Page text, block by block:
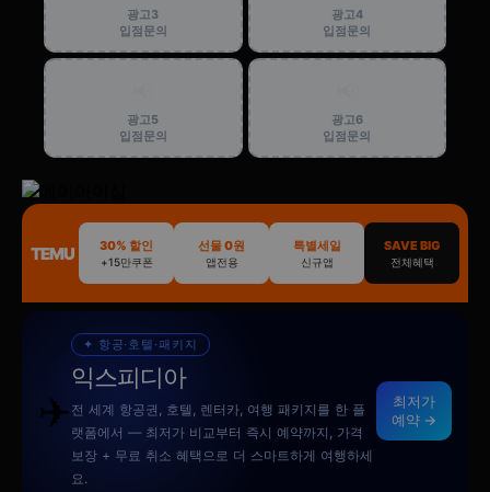
광고3
입점문의
광고4
입점문의
광고5
입점문의
광고6
입점문의
TEMU 30% 할인
+15만쿠폰
선물 0원
앱전용
특별세일
신규앱
SAVE BIG
전체혜택
✈️
✦ 항공·호텔·패키지
익스피디아
전 세계 항공권, 호텔, 렌터카, 여행 패키지를 한 플
랫폼에서 — 최저가 비교부터 즉시 예약까지, 가격
보장 + 무료 취소 혜택으로 더 스마트하게 여행하세
요.
최저가
예약 →